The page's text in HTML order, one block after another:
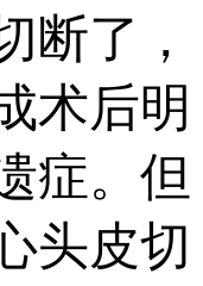
断了，
术后明
症。但
头皮切